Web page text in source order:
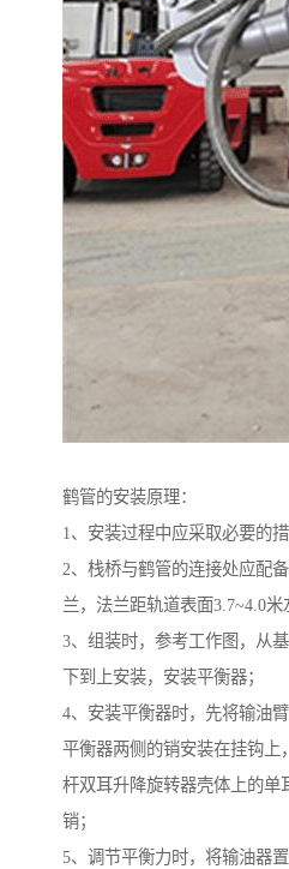
鹤管的安装原理：
1、安装过程中应采取必要的
2、栈桥与鹤管的连接处应配
兰，法兰距轨道表面3.7~4.0米
3、组装时，参考工作图，从
下到上安装，安装平衡器；
4、安装平衡器时，先将输油
平衡器两侧的销安装在挂钩上
杆双耳升降旋转器壳体上的单
销；
5、调节平衡力时，将输油器